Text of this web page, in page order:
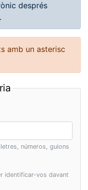
després
amb un asterisc
números, guions
identificar-vos davant